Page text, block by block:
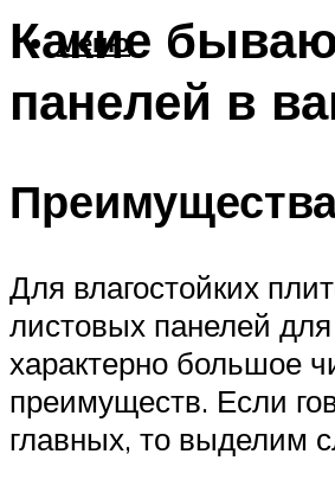
Меню
Какие
панелей в
Для влагостойких
листовых панелей для
характерно большое
преимуществ. Если
главных, то выделим